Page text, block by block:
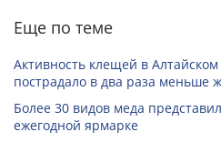
Еще по теме
Активность клещей в
пострадало в два раза меньше
Более 30 видов меда
ежегодной ярмарке